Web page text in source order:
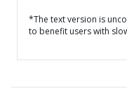
*The text version is
to benefit users with